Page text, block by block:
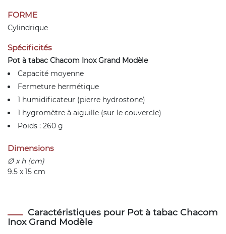
FORME
Cylindrique
Spécificités
Pot à tabac Chacom Inox Grand Modèle
Capacité moyenne
Fermeture hermétique
1 humidificateur (pierre hydrostone)
1 hygromètre à aiguille (sur le couvercle)
Poids : 260 g
Dimensions
Ø x h (cm)
9.5 x 15 cm
Caractéristiques pour Pot à tabac Chacom
Inox Grand Modèle